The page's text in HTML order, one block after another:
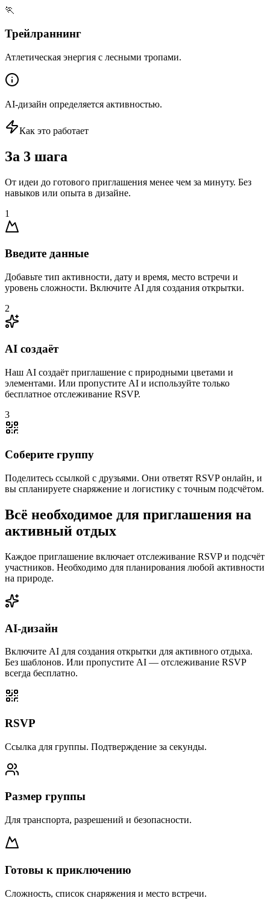
🏃
Трейлраннинг
Атлетическая энергия с лесными тропами.
AI-дизайн определяется активностью.
Как это работает
За 3 шага
От идеи до готового приглашения менее чем за минуту. Без
навыков или опыта в дизайне.
1
Введите данные
Добавьте тип активности, дату и время, место встречи и
уровень сложности. Включите AI для создания открытки.
2
AI создаёт
Наш AI создаёт приглашение с природными цветами и
элементами. Или пропустите AI и используйте только
бесплатное отслеживание RSVP.
3
Соберите группу
Поделитесь ссылкой с друзьями. Они ответят RSVP онлайн, и
вы спланируете снаряжение и логистику с точным подсчётом.
Всё необходимое для приглашения на
активный отдых
Каждое приглашение включает отслеживание RSVP и подсчёт
участников. Необходимо для планирования любой активности
на природе.
AI-дизайн
Включите AI для создания открытки для активного отдыха.
Без шаблонов. Или пропустите AI — отслеживание RSVP
всегда бесплатно.
RSVP
Ссылка для группы. Подтверждение за секунды.
Размер группы
Для транспорта, разрешений и безопасности.
Готовы к приключению
Сложность, список снаряжения и место встречи.